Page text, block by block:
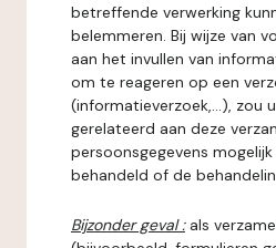
betreffende verwerking
belemmeren. Bij wijze van
aan het invullen van
om te reageren op een
(informatieverzoek,...), zou
gerelateerd aan deze
persoonsgegevens
behandeld of de
Bijzonder geval : als